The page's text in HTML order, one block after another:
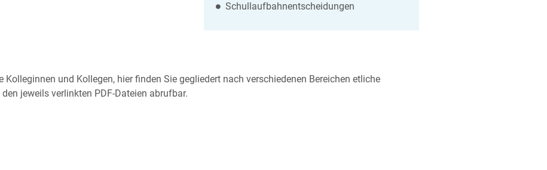
Schullaufbahnentscheidungen
und Kollegen, hier finden Sie gegliedert nach verschiedenen Bereichen etliche
jeweils verlinkten PDF-Dateien abrufbar.